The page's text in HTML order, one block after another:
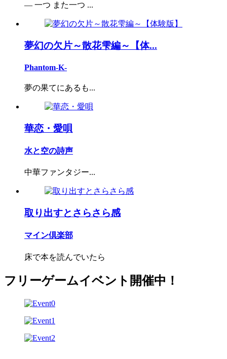
― 一つ また一つ ...
夢幻の欠片～散花雫編～【体...
Phantom-K-
夢の果てにあるも...
華恋・愛唄
水と空の詩声
中華ファンタジー...
取り出すとさらさら感
マイン倶楽部
床で本を読んでいたら
フリーゲームイベント開催中！